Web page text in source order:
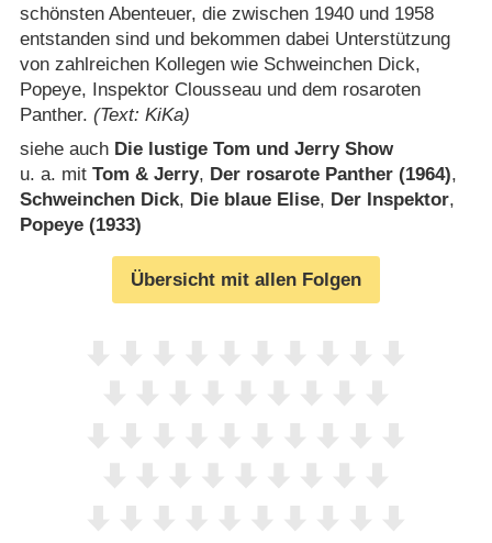
schönsten Abenteuer, die zwischen 1940 und 1958
entstanden sind und bekommen dabei Unterstützung
von zahlreichen Kollegen wie Schweinchen Dick,
Popeye, Inspektor Clousseau und dem rosaroten
Panther. (Text: KiKa)
siehe auch Die lustige Tom und Jerry Show
u. a. mit Tom & Jerry, Der rosarote Panther (1964),
Schweinchen Dick, Die blaue Elise, Der Inspektor,
Popeye (1933)
Übersicht mit allen Folgen